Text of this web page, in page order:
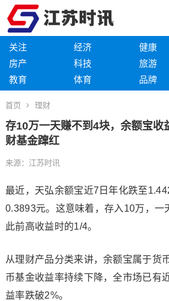
关注 经济 健康
房产
科技 旅游
教育
体育 品牌
首页 理财
存10万一天赚不到4块，余额宝收
财基金蹿红
来源：江苏时讯
最近，天弘余额宝近7日年化跌至
0.3893元。这意味着，存入10万，一
此前高收益时的1/4。
从理财产品分类来讲，余额宝属于货
币基金收益率持续下降，全市场已有
益率跌破2%。